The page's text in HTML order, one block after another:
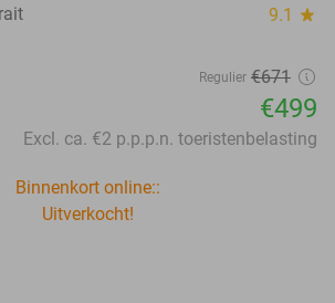
9.1 star
Regulier €671
€499
Excl. ca. €2 p.p.p.n. toeristenbelasting
Binnenkort online::
Uitverkocht!